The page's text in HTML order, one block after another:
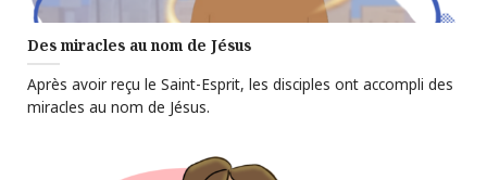
Des miracles au nom de Jésus
Après avoir reçu le Saint-Esprit, les disciples ont accompli des
miracles au nom de Jésus.